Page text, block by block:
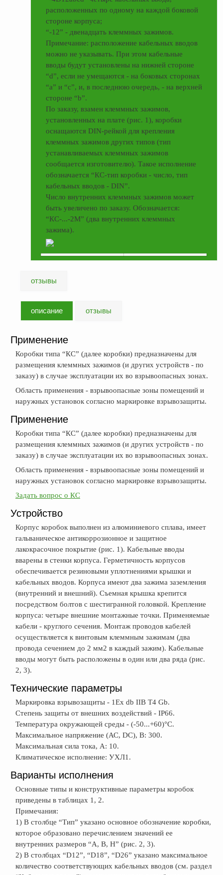
расположенных по одному на каждой боковой
стороне корпуса;
“-12” - двенадцать клеммных зажимов.
Примечание: расположение кабельных вводов
можно не указывать. При этом кабельные
вводы будут установлены на нижней стороне
“d”, если не умещаются - на боковых сторонах
“а” и “с”, и, в последнюю очередь, - на верхней
стороне “b”.
По заказу, взамен клеммных зажимов,
установленных на плате (рис. 1), коробки
оснащаются DIN-рейкой для крепления
клеммных зажимов других типов (тип
устанавливаемых клеммных зажимов
сообщается изготовителю). Такое исполнение
обозначается “КС-тип коробки - число, тип
кабельных вводов - DIN”.
Число внутренних клеммных зажимов может
быть увеличено по заказу. Обозначается:
“КС-...-2М” (два внутренних клеммных
зажима).
отзывы
описание отзывы
Применение
Коробки типа “КС” (далее коробки) предназначены для
размещения клеммных зажимов (и других устройств - по
заказу) в случае эксплуатации их во взрывоопасных зонах.
Область применения - взрывоопасные зоны помещений и
наружных установок согласно маркировке взрывозащиты.
Применение
Коробки типа “КС” (далее коробки) предназначены для
размещения клеммных зажимов (и других устройств - по
заказу) в случае эксплуатации их во взрывоопасных зонах.
Область применения - взрывоопасные зоны помещений и
наружных установок согласно маркировке взрывозащиты.
Задать вопрос о КС
Устройство
Корпус коробок выполнен из алюминиевого сплава, имеет
гальваническое антикоррозионное и защитное
лакокрасочное покрытие (рис. 1). Кабельные вводы
вварены в стенки корпуса. Герметичность корпусов
обеспечивается резиновыми уплотнениями крышки и
кабельных вводов. Корпуса имеют два зажима заземления
(внутренний и внешний). Съемная крышка крепится
посредством болтов с шестигранной головкой. Крепление
корпуса: четыре внешние монтажные точки. Применяемые
кабели - круглого сечения. Монтаж проводов кабелей
осуществляется к винтовым клеммным зажимам (два
провода сечением до 2 мм2 в каждый зажим). Кабельные
вводы могут быть расположены в один или два ряда (рис.
2, 3).
Технические параметры
Маркировка взрывозащиты - 1Ex db IIB T4 Gb.
Степень защиты от внешних воздействий - IP66.
Температура окружающей среды - (-50...+60)°С.
Максимальное напряжение (АС, DC), В: 300.
Максимальная сила тока, А: 10.
Климатическое исполнение: УХЛ1.
Варианты исполнения
Основные типы и конструктивные параметры коробок
приведены в таблицах 1, 2.
Примечания:
1) В столбце “Тип” указано основное обозначение коробки,
которое образовано перечислением значений ее
внутренних размеров “А, В, Н” (рис. 2, 3).
2) В столбцах “D12”, “D18”, “D26” указано максимальное
количество соответствующих кабельных вводов (см. раздел